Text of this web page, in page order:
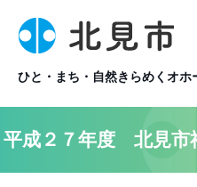
ひと・まち・自然きらめくオホ
平成２７年度 北見市